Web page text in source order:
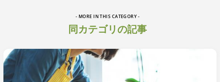
- MORE IN THIS CATEGORY -
同カテゴリの記事